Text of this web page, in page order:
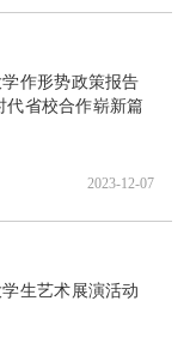
代省校合作崭新篇
2023-12-07